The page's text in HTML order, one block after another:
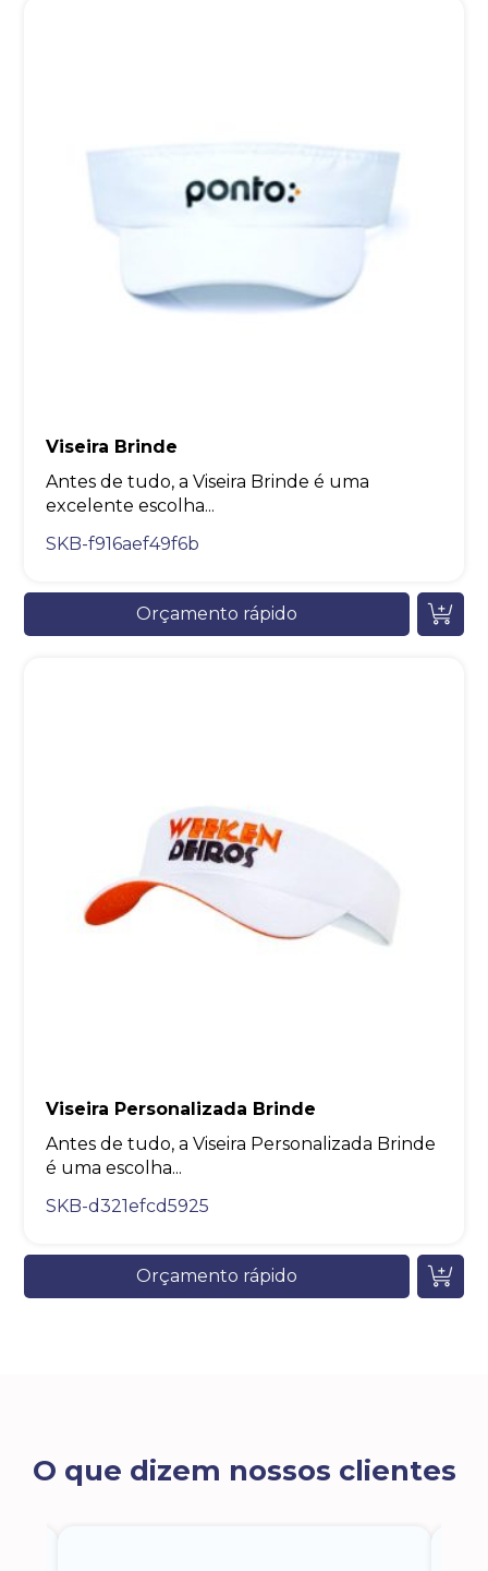
Viseira Brinde
Antes de tudo, a Viseira Brinde é uma
excelente escolha...
SKB-f916aef49f6b
Orçamento rápido
Viseira Personalizada Brinde
Antes de tudo, a Viseira Personalizada Brinde
é uma escolha...
SKB-d321efcd5925
Orçamento rápido
O que dizem nossos clientes